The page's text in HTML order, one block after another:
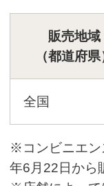
販売地域
（都道府県
全国
※コンビニエン
年6月22日から